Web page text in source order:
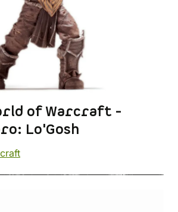
of Warcraft -
Lo'Gosh